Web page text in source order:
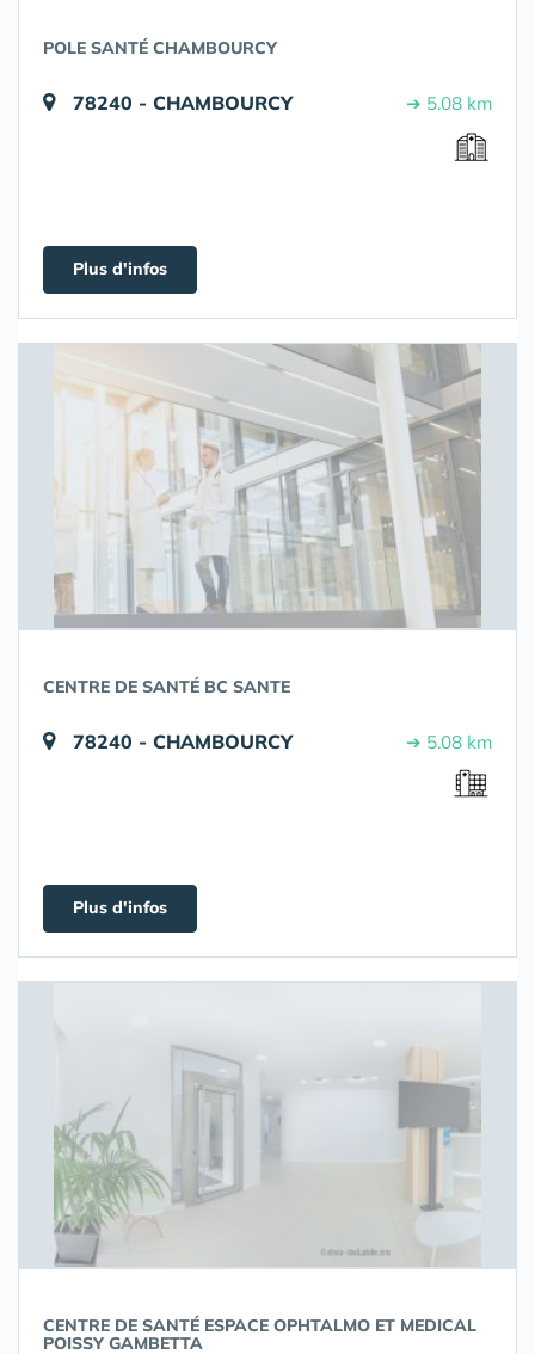
POLE SANTÉ CHAMBOURCY
78240 - CHAMBOURCY ➔ 5.08 km
Plus d'infos
CENTRE DE SANTÉ BC SANTE
78240 - CHAMBOURCY ➔ 5.08 km
Plus d'infos
CENTRE DE SANTÉ ESPACE OPHTALMO ET MEDICAL
POISSY GAMBETTA